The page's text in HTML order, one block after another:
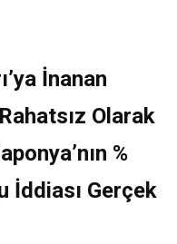
İnanan
Olarak
%
İddiası Gerçek